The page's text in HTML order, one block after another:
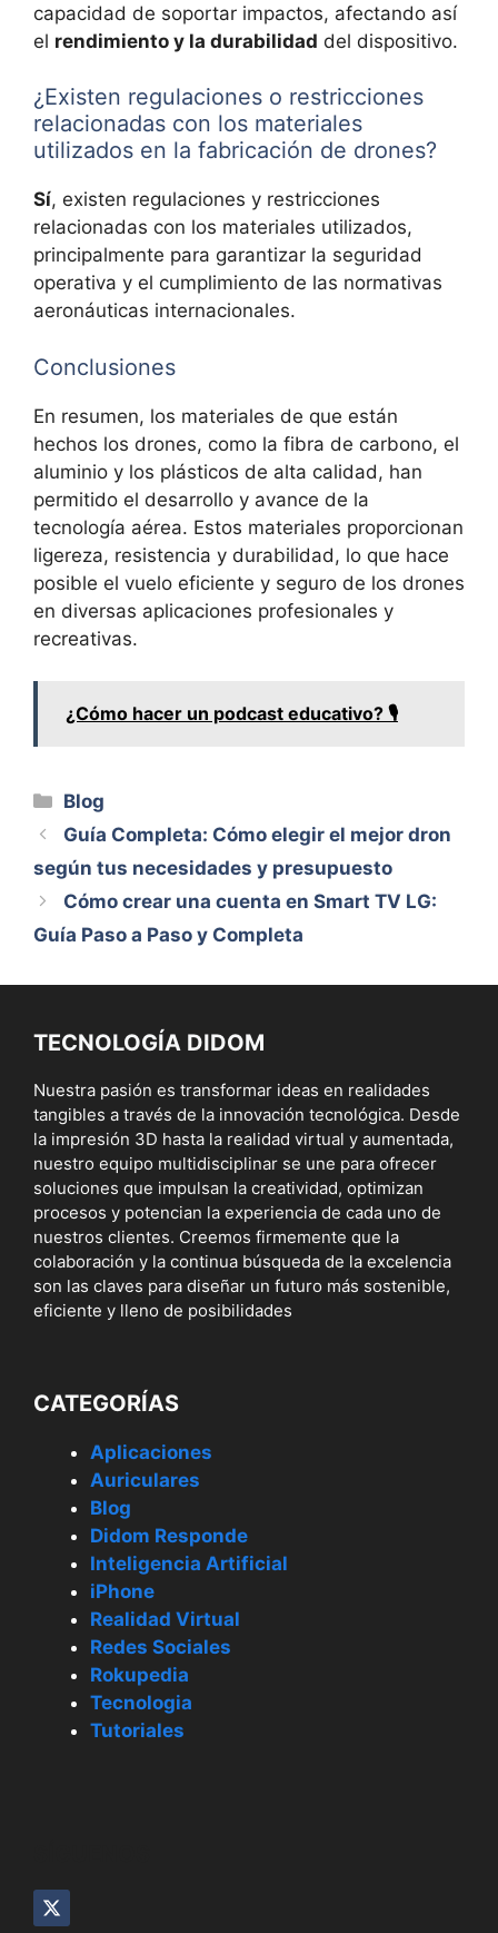
capacidad de soportar impactos, afectando así
el rendimiento y la durabilidad del dispositivo.
¿Existen regulaciones o restricciones
relacionadas con los materiales
utilizados en la fabricación de drones?
Sí, existen regulaciones y restricciones
relacionadas con los materiales utilizados,
principalmente para garantizar la seguridad
operativa y el cumplimiento de las normativas
aeronáuticas internacionales.
Conclusiones
En resumen, los materiales de que están
hechos los drones, como la fibra de carbono, el
aluminio y los plásticos de alta calidad, han
permitido el desarrollo y avance de la
tecnología aérea. Estos materiales proporcionan
ligereza, resistencia y durabilidad, lo que hace
posible el vuelo eficiente y seguro de los drones
en diversas aplicaciones profesionales y
recreativas.
¿Cómo hacer un podcast educativo? 🎙️
Categorías
Blog
Guía Completa: Cómo elegir el mejor dron
según tus necesidades y presupuesto
Cómo crear una cuenta en Smart TV LG:
Guía Paso a Paso y Completa
TECNOLOGÍA DIDOM
Nuestra pasión es transformar ideas en realidades
tangibles a través de la innovación tecnológica. Desde
la impresión 3D hasta la realidad virtual y aumentada,
nuestro equipo multidisciplinar se une para ofrecer
soluciones que impulsan la creatividad, optimizan
procesos y potencian la experiencia de cada uno de
nuestros clientes. Creemos firmemente que la
colaboración y la continua búsqueda de la excelencia
son las claves para diseñar un futuro más sostenible,
eficiente y lleno de posibilidades
CATEGORÍAS
Aplicaciones
Auriculares
Blog
Didom Responde
Inteligencia Artificial
iPhone
Realidad Virtual
Redes Sociales
Rokupedia
Tecnologia
Tutoriales